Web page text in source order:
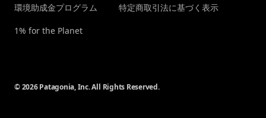
環境助成金プログラム
1% for the Planet
特定商取引法に基づく表示
© 2026 Patagonia, Inc. All Rights Reserved.